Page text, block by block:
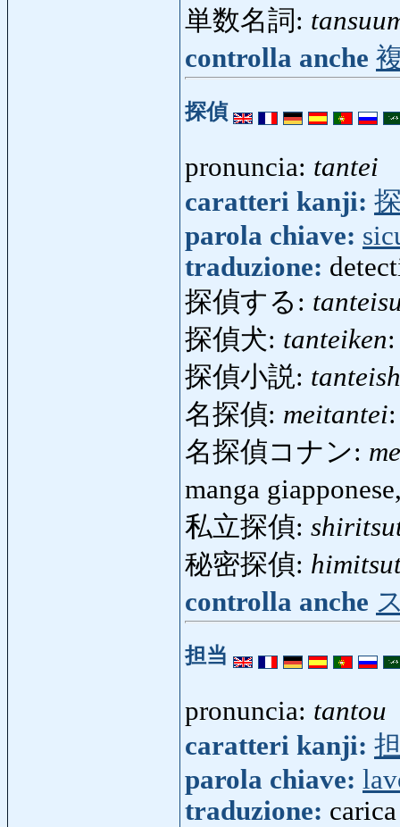
単数名詞:
controlla anche
探偵
pronuncia: tantei
caratteri kanji:
parola chiave:
traduzione:
探偵する:
探偵犬: tanteiken
探偵小説:
名探偵: meitantei
名探偵コナン:
manga
私立探偵:
秘密探偵:
controlla anche
担当
pronuncia: tantou
caratteri kanji:
parola chiave:
traduzione: carica